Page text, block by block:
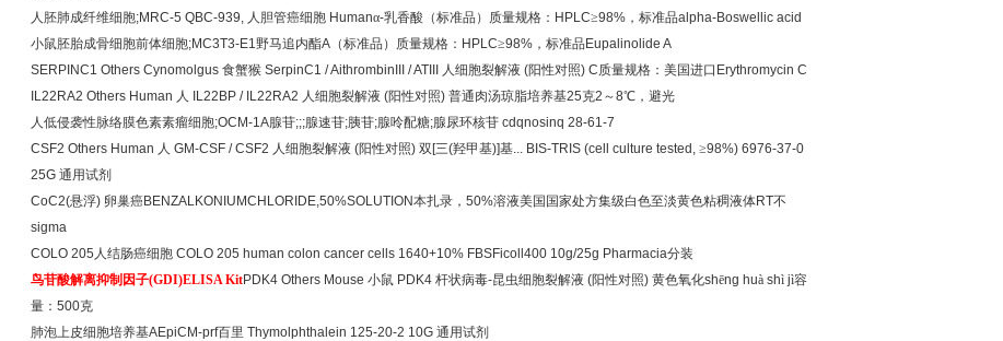
人胚肺成纤维细胞;MRC-5 QBC-939, 人胆管癌细胞 Humanα-乳香酸（标准品）质量规格： HPLC≥98% ，标准品alpha-Boswellic acid
小鼠胚胎成骨细胞前体细胞;MC3T3-E1野马追内酯A （标准品）质量规格： HPLC≥98% ，标准品 Eupalinolide A
SERPINC1 Others Cynomolgus 食蟹猴 SerpinC1 / AithrombinIII / ATIII 人细胞裂解液 (阳性对照) C质量规格：美国进口 Erythromycin C
IL22RA2 Others Human 人 IL22BP / IL22RA2 人细胞裂解液 (阳性对照) 普通肉汤琼脂培养基25克2 ～8℃，避光
人低侵袭性脉络膜色素素瘤细胞;OCM-1A腺苷;;;腺速苷;胰苷;腺呤配糖;腺尿环核苷 cdqnosinq 28-61-7
CSF2 Others Human 人 GM-CSF / CSF2 人细胞裂解液 (阳性对照) 双 [三(羟甲基)]基... BIS-TRIS (cell culture tested, ≥98%) 6976-37-0
25G 通用试剂
CoC2(悬浮) 卵巢癌BENZALKONIUMCHLORIDE,50%SOLUTION本扎录， 50%溶液美国国家处方集级白色至淡黄色粘稠液体RT不
sigma
COLO 205 人结肠癌细胞 COLO 205 human colon cancer cells 1640+10% FBSFicoll400 10g/25g Pharmacia分装
鸟苷酸解离抑制因子(GDI)ELISA KitPDK4 Others Mouse 小鼠 PDK4 杆状病毒-昆虫细胞裂解液 (阳性对照) 黄色氧化shēng huà shì jì容
量： 500克
肺泡上皮细胞培养基AEpiCM-prf百里 Thymolphthalein 125-20-2 10G 通用试剂